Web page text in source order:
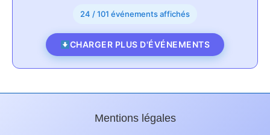
24 / 101 événements affichés
CHARGER PLUS D'ÉVÉNEMENTS
Mentions légales